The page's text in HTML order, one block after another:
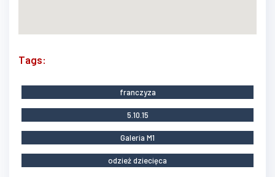
Tags:
franczyza
5.10.15
Galeria M1
odzież dziecięca